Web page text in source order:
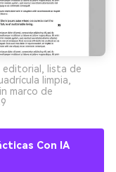
editorial, lista de
limpia,
marco de
Con IA